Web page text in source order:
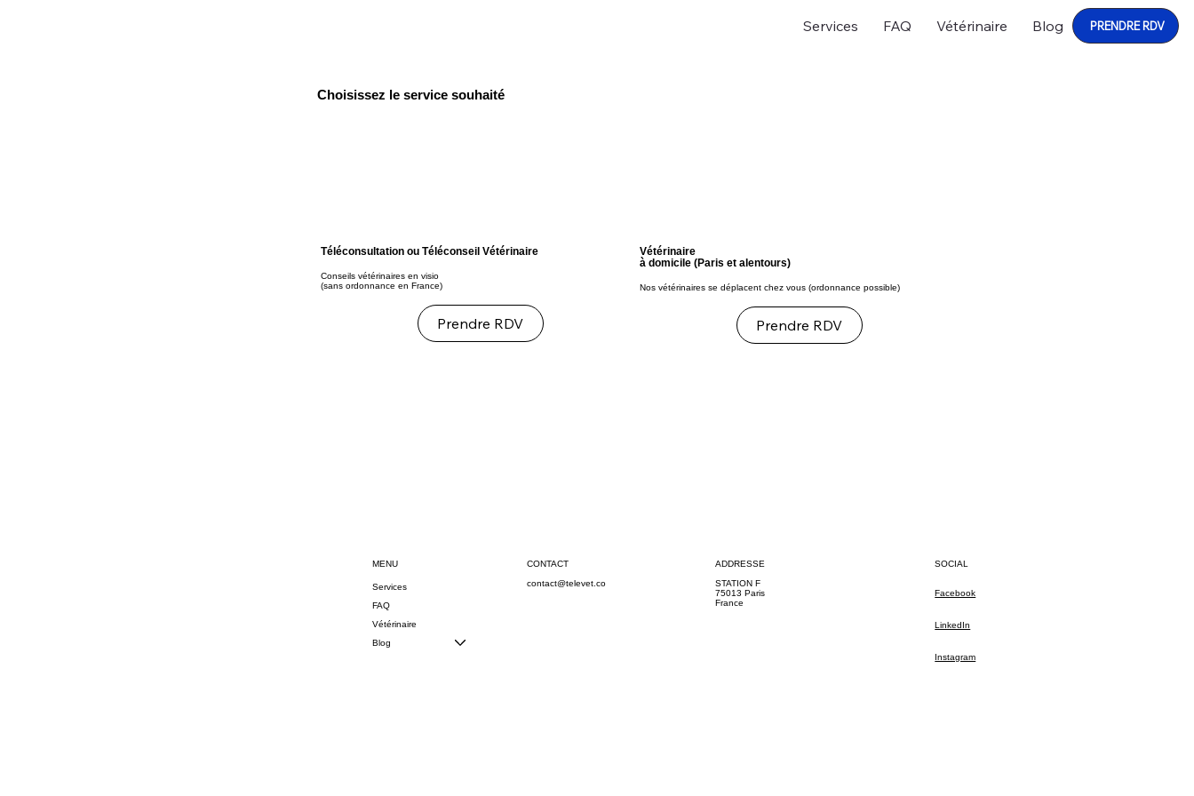
Services FAQ Vétérinaire Blog PRENDRE RDV
Choisissez le service souhaité
Téléconsultation ou Téléconseil Vétérinaire
Conseils vétérinaires en visio
(sans ordonnance en France)
Prendre RDV
Vétérinaire
à domicile (Paris et alentours)
Nos vétérinaires se déplacent chez vous (ordonnance possible)
Prendre RDV
MENU
Services
FAQ
Vétérinaire
Blog
CONTACT
contact@televet.co
ADDRESSE
STATION F
75013 Paris
France
SOCIAL
Facebook
LinkedIn
Instagram